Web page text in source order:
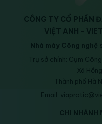
CÔNG TY CỔ PHẦN
VIỆT ANH -
Nhà máy Công
Trụ sở chính: Cụm
Xã
Thành phố Hà
Email:
CHI NHÁNH